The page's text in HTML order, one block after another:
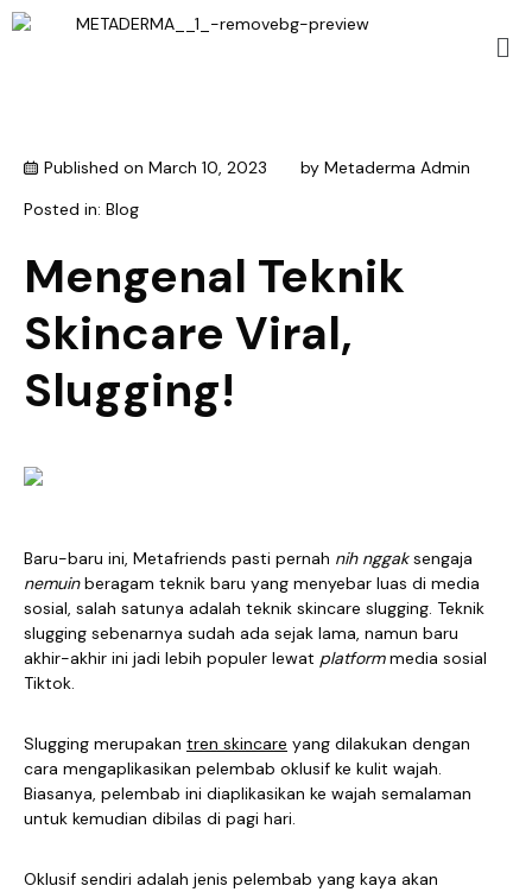
Published on March 10, 2023 by Metaderma Admin
Posted in: Blog
Mengenal Teknik
Skincare Viral,
Slugging!
Baru-baru ini, Metafriends pasti pernah nih nggaksengaja
nemuinberagam teknik baru yang menyebar luas di media
sosial, salah satunya adalah teknik skincare slugging. Teknik
slugging sebenarnya sudah ada sejak lama, namun baru
akhir-akhir ini jadi lebih populer lewat platformmedia sosial
Tiktok.
Slugging merupakan tren skincare yang dilakukan dengan
cara mengaplikasikan pelembab oklusif ke kulit wajah.
Biasanya, pelembab ini diaplikasikan ke wajah semalaman
untuk kemudian dibilas di pagi hari.
Oklusif sendiri adalah jenis pelembab yang kaya akan